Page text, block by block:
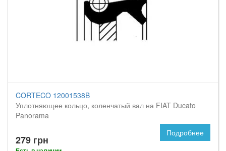
CORTECO 12001538B
Уплотняющее кольцо, коленчатый вал на FIAT Ducato
Panorama
279 грн
Подробнее